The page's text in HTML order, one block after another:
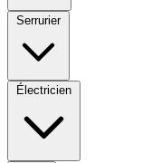
Serrurier
Électricien